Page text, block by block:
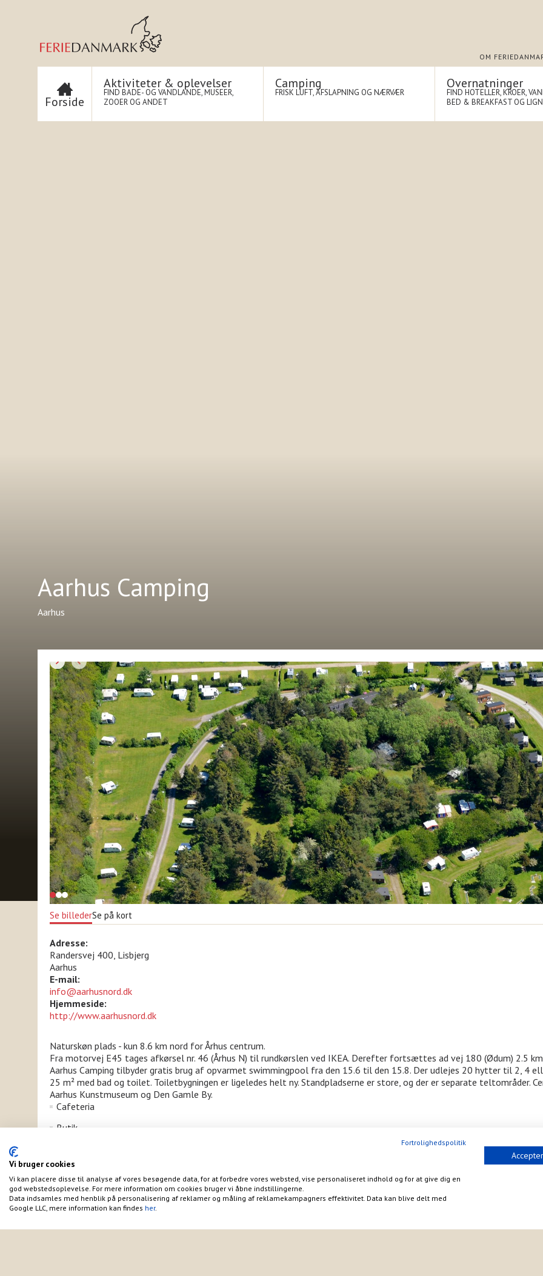
Fortrolighedspolitik
Vi bruger cookies
Vi kan placere disse til analyse af vores besøgende data, for at forbedre vores websted, vise personaliseret indhold og for at give dig en
god webstedsoplevelse. For mere information om cookies bruger vi åbne indstillingerne.
Data indsamles med henblik på personalisering af reklamer og måling af reklamekampagners effektivitet. Data kan blive delt med
Google LLC, mere information kan findes her.
OM
Forside
Aktiviteter & oplevelser
FIND BADE- OG VANDLANDE, MUSEER,
ZOOER OG ANDET
Camping
FRISK LUFT, AFSLAPNING OG NÆRVÆR
Overnatninger
FIND HOTELLER, KROER,
BED & BREAKFAST OG
Aarhus Camping
Aarhus
Se billederSe på kort
Adresse:
Randersvej 400, Lisbjerg
Aarhus
E-mail:
info@aarhusnord.dk
Hjemmeside:
http://www.aarhusnord.dk
Naturskøn plads - kun 8.6 km nord for Århus centrum.
Fra motorvej E45 tages afkørsel nr. 46 (Århus N) til rundkørslen ved IKEA. Derefter fortsættes ad vej 180 (Ødum) 2.5
Aarhus Camping tilbyder gratis brug af opvarmet swimmingpool fra den 15.6 til den 15.8. Der udlejes 20 hytter til 2, 4
25 m² med bad og toilet. Toiletbygningen er ligeledes helt ny. Standpladserne er store, og der er separate teltområder.
Aarhus Kunstmuseum og Den Gamle By.
Cafeteria
Butik
Gratis swimmingpool 1.6. - 15.8
Bus 117/118 til døren
Kun 8.6 km til Århus centrum
Åbent hele året